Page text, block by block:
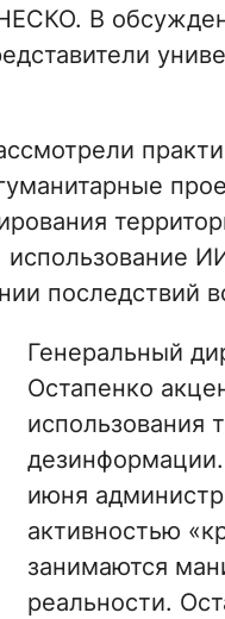
В
использование
последствий
Генеральный
Остапенко
использования
июня
активностью
занимаются
реальности.